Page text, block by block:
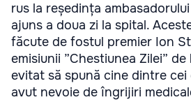
rus la reședința
ajuns a doua zi la spital.
făcute de fostul premier Ion
emisiunii ”Chestiunea Zilei” de
evitat să spună cine dintre
avut nevoie de îngrijiri